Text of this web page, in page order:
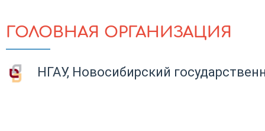
ГОЛОВНАЯ ОРГАНИЗАЦИЯ
НГАУ, Новосибирский